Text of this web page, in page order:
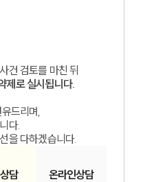
건 검토를 마친 뒤
제로 실시됩니다.
드리며,
다.
을 다하겠습니다.
상담 온라인상담